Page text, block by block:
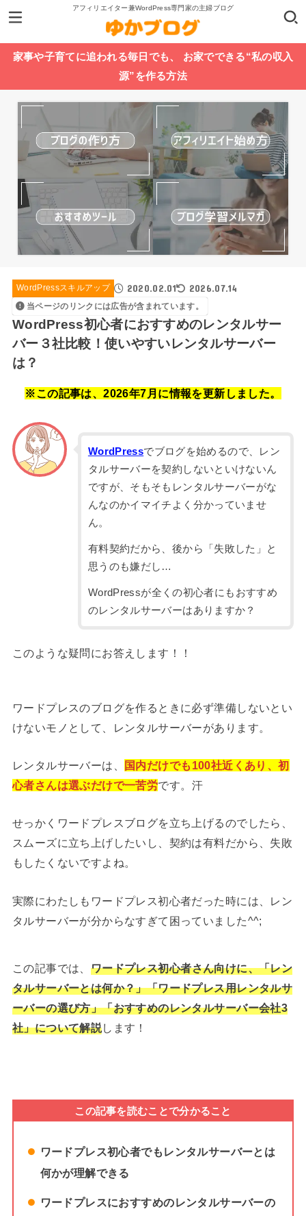
アフィリエイター兼WordPress専門家の主婦ブログ
家事や子育てに追われる毎日でも、 お家でできる“私の収入
源”を作る方法
WordPressスキルアップ 2020.02.01 2026.07.14
当ページのリンクには広告が含まれています。
WordPress初心者におすすめのレンタルサー
バー３社比較！使いやすいレンタルサーバー
は？
※この記事は、2026年7月に情報を更新しました。
WordPressでブログを始めるので、レン
タルサーバーを契約しないといけないん
ですが、そもそもレンタルサーバーがな
んなのかイマイチよく分かっていませ
ん。
有料契約だから、後から「失敗した」と
思うのも嫌だし…
WordPressが全くの初心者にもおすすめ
のレンタルサーバーはありますか？
このような疑問にお答えします！！
ワードプレスのブログを作るときに必ず準備しないとい
けないモノとして、レンタルサーバーがあります。
レンタルサーバーは、
国内だけでも100社近くあり、初
心者さんは選ぶだけで一苦労です。汗
せっかくワードプレスブログを立ち上げるのでしたら、
スムーズに立ち上げしたいし、契約は有料だから、失敗
もしたくないですよね。
実際にわたしもワードプレス初心者だった時には、レン
タルサーバーが分からなすぎて困っていました^^;
この記事では、 ワードプレス初心者さん向けに、「レン
タルサーバーとは何か？」「ワードプレス用レンタルサ
ーバーの選び方」「おすすめのレンタルサーバー会社3
社」について解説します！
この記事を読むことで分かること
ワードプレス初心者でもレンタルサーバーとは
何かが理解できる
ワードプレスにおすすめのレンタルサーバーの